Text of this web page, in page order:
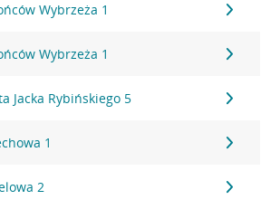
Wybrzeża 1
Wybrzeża 1
Jacka Rybińskiego 5
1
2